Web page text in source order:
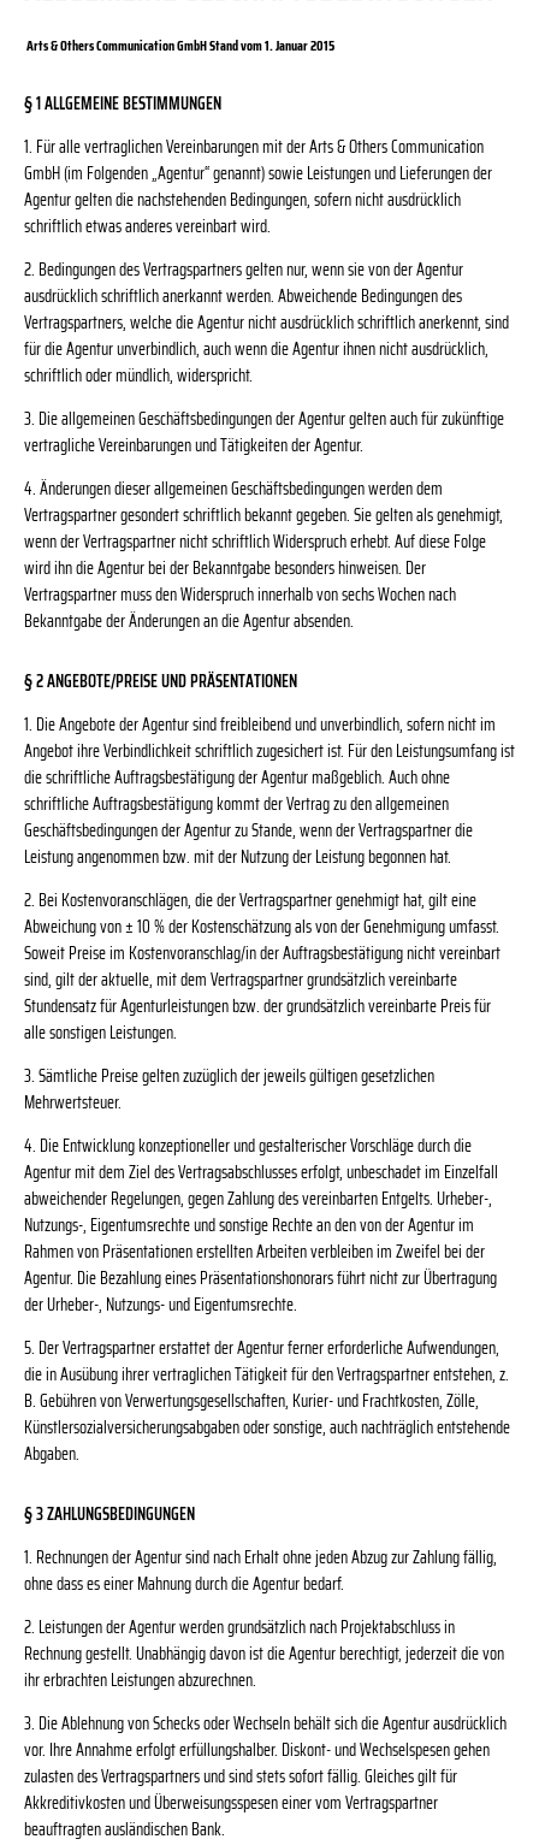
Arts & Others Communication GmbH Stand vom 1. Januar 2015
§ 1 ALLGEMEINE BESTIMMUNGEN
1. Für alle vertraglichen Vereinbarungen mit der Arts & Others Communication
GmbH (im Folgenden „Agentur“ genannt) sowie Leistungen und Lieferungen der
Agentur gelten die nachstehenden Bedingungen, sofern nicht ausdrücklich
schriftlich etwas anderes vereinbart wird.
2. Bedingungen des Vertragspartners gelten nur, wenn sie von der Agentur
ausdrücklich schriftlich anerkannt werden. Abweichende Bedingungen des
Vertragspartners, welche die Agentur nicht ausdrücklich schriftlich anerkennt, sind
für die Agentur unverbindlich, auch wenn die Agentur ihnen nicht ausdrücklich,
schriftlich oder mündlich, widerspricht.
3. Die allgemeinen Geschäftsbedingungen der Agentur gelten auch für zukünftige
vertragliche Vereinbarungen und Tätigkeiten der Agentur.
4. Änderungen dieser allgemeinen Geschäftsbedingungen werden dem
Vertragspartner gesondert schriftlich bekannt gegeben. Sie gelten als genehmigt,
wenn der Vertragspartner nicht schriftlich Widerspruch erhebt. Auf diese Folge
wird ihn die Agentur bei der Bekanntgabe besonders hinweisen. Der
Vertragspartner muss den Widerspruch innerhalb von sechs Wochen nach
Bekanntgabe der Änderungen an die Agentur absenden.
§ 2 ANGEBOTE/PREISE UND PRÄSENTATIONEN
1. Die Angebote der Agentur sind freibleibend und unverbindlich, sofern nicht im
Angebot ihre Verbindlichkeit schriftlich zugesichert ist. Für den Leistungsumfang ist
die schriftliche Auftragsbestätigung der Agentur maßgeblich. Auch ohne
schriftliche Auftragsbestätigung kommt der Vertrag zu den allgemeinen
Geschäftsbedingungen der Agentur zu Stande, wenn der Vertragspartner die
Leistung angenommen bzw. mit der Nutzung der Leistung begonnen hat.
2. Bei Kostenvoranschlägen, die der Vertragspartner genehmigt hat, gilt eine
Abweichung von ± 10 % der Kostenschätzung als von der Genehmigung umfasst.
Soweit Preise im Kostenvoranschlag/in der Auftragsbestätigung nicht vereinbart
sind, gilt der aktuelle, mit dem Vertragspartner grundsätzlich vereinbarte
Stundensatz für Agenturleistungen bzw. der grundsätzlich vereinbarte Preis für
alle sonstigen Leistungen.
3. Sämtliche Preise gelten zuzüglich der jeweils gültigen gesetzlichen
Mehrwertsteuer.
4. Die Entwicklung konzeptioneller und gestalterischer Vorschläge durch die
Agentur mit dem Ziel des Vertragsabschlusses erfolgt, unbeschadet im Einzelfall
abweichender Regelungen, gegen Zahlung des vereinbarten Entgelts. Urheber-,
Nutzungs-, Eigentumsrechte und sonstige Rechte an den von der Agentur im
Rahmen von Präsentationen erstellten Arbeiten verbleiben im Zweifel bei der
Agentur. Die Bezahlung eines Präsentationshonorars führt nicht zur Übertragung
der Urheber-, Nutzungs- und Eigentumsrechte.
5. Der Vertragspartner erstattet der Agentur ferner erforderliche Aufwendungen,
die in Ausübung ihrer vertraglichen Tätigkeit für den Vertragspartner entstehen, z.
B. Gebühren von Verwertungsgesellschaften, Kurier- und Frachtkosten, Zölle,
Künstlersozialversicherungsabgaben oder sonstige, auch nachträglich entstehende
Abgaben.
§ 3 ZAHLUNGSBEDINGUNGEN
1. Rechnungen der Agentur sind nach Erhalt ohne jeden Abzug zur Zahlung fällig,
ohne dass es einer Mahnung durch die Agentur bedarf.
2. Leistungen der Agentur werden grundsätzlich nach Projektabschluss in
Rechnung gestellt. Unabhängig davon ist die Agentur berechtigt, jederzeit die von
ihr erbrachten Leistungen abzurechnen.
3. Die Ablehnung von Schecks oder Wechseln behält sich die Agentur ausdrücklich
vor. Ihre Annahme erfolgt erfüllungshalber. Diskont- und Wechselspesen gehen
zulasten des Vertragspartners und sind stets sofort fällig. Gleiches gilt für
Akkreditivkosten und Überweisungsspesen einer vom Vertragspartner
beauftragten ausländischen Bank.